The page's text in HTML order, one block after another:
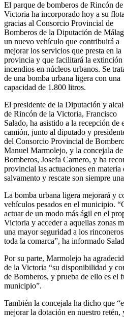
El parque de bomberos de Rincón de
Victoria ha incorporado hoy a su
gracias al Consorcio Provincial de
Bomberos de la Diputación de
un nuevo vehículo que contribuirá a
mejorar los servicios que presta en la
provincia y que facilitará la extinción
incendios en núcleos urbanos. Se
de una bomba urbana ligera con una
capacidad de 1.800 litros.
El presidente de la Diputación y
de Rincón de la Victoria, Francisco
Salado, ha asistido a la recepción de
camión, junto al diputado y
del Consorcio Provincial de
Manuel Marmolejo, y la concejala de
Bomberos, Josefa Carnero, y ha
provincial las actuaciones en
salvamento y rescate son siempre
La bomba urbana ligera mejorará y
vehículos pesados en el municipio.
actuar de un modo más ágil en el
Victoria y acceder a aquellas zonas
una mayor seguridad a los
toda la comarca”, ha informado
Por su parte, Marmolejo ha
de la Victoria “su disponibilidad y
de Bomberos, y prueba de ello es el
municipio”.
También la concejala ha dicho que
mejorar la dotación en nuestro retén,